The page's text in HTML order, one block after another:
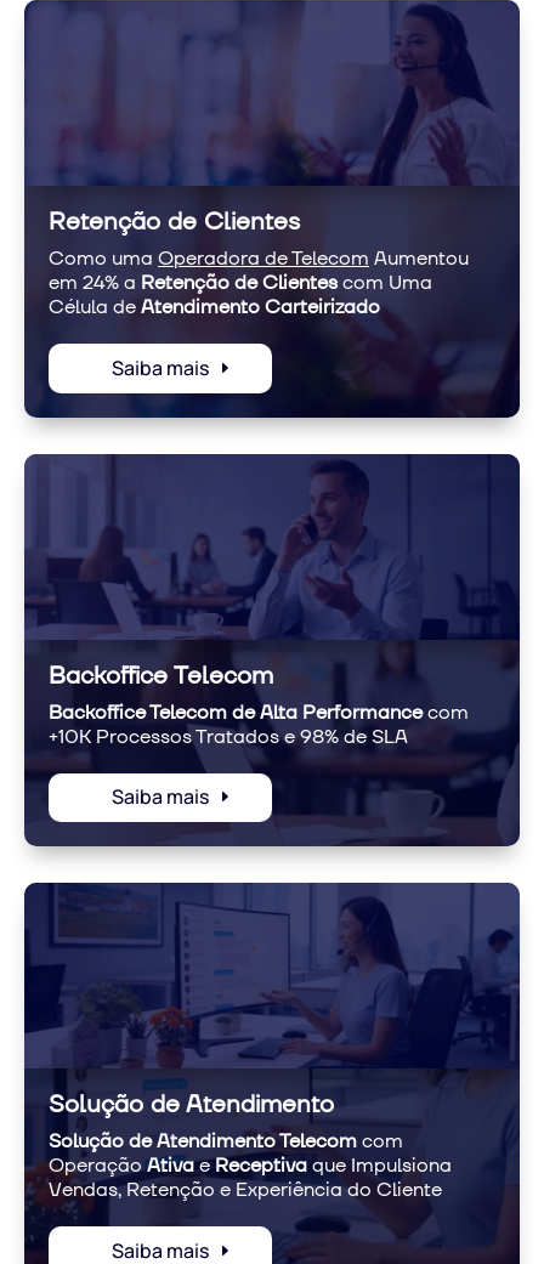
Retenção de Clientes
Como uma Operadora de Telecom Aumentou
em 24% a Retenção de Clientescom Uma
Célula de Atendimento Carteirizado
Saiba mais
Backoffice Telecom
Backoffice Telecom de Alta Performancecom
+10K Processos Tratados e 98% de SLA
Saiba mais
Solução de Atendimento
Solução de Atendimento Telecom com
OperaçãoAtivaeReceptiva que Impulsiona
Vendas, Retenção e Experiência do Cliente
Saiba mais